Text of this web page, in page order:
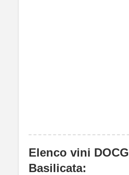
Elenco vini DOCG
Basilicata: